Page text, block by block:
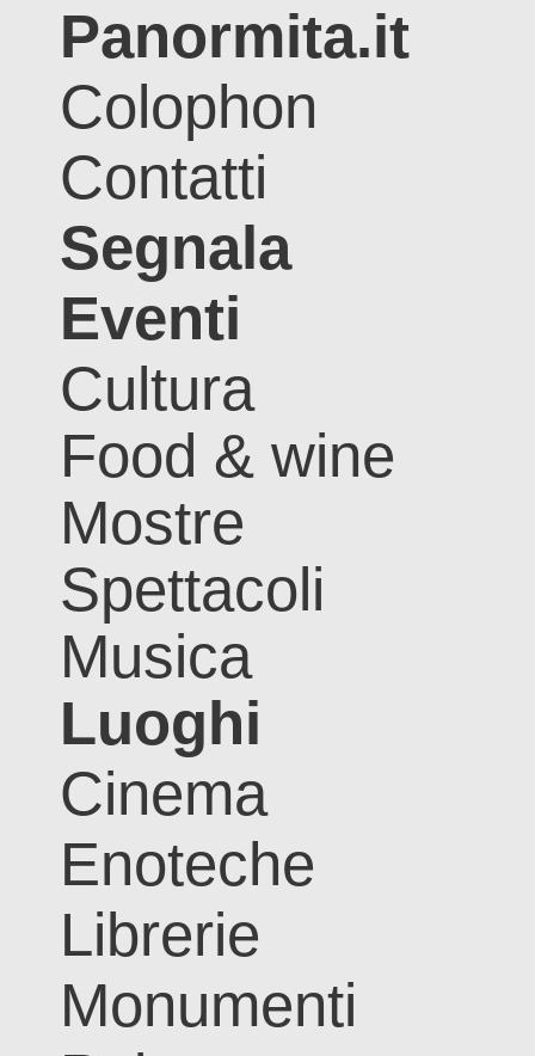
Panormita.it
Colophon
Contatti
Segnala
Eventi
Cultura
Food & wine
Mostre
Spettacoli
Musica
Luoghi
Cinema
Enoteche
Librerie
Monumenti